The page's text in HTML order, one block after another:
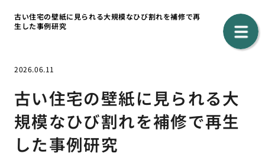
古い住宅の壁紙に見られる大規模なひび割れを補修で再
生した事例研究
2026.06.11
古い住宅の壁紙に見られる大
規模なひび割れを補修で再生
した事例研究